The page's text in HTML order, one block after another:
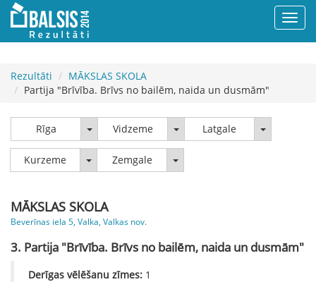
Rezultāti
MĀKSLAS SKOLA
Partija "Brīvība. Brīvs no bailēm, naida un dusmām"
Rīga Rīga Vidzeme VidzemeLatgale Latgale
Kurzeme KurzemeZemgale Zemgale
MĀKSLAS SKOLA
Beverīnas iela 5, Valka, Valkas nov.
3. Partija "Brīvība. Brīvs no bailēm, naida un dusmām"
Derīgas vēlēšanu zīmes: 1